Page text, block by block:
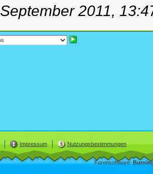
September 2011,
Impressum Nutzungsbestimmungen
Forensoftware: